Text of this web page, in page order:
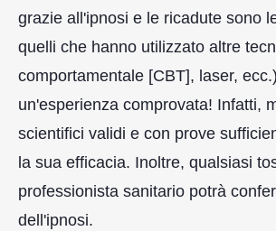
grazie all'ipnosi e le ricadute sono
quelli che hanno utilizzato altre
comportamentale [CBT], laser,
un'esperienza comprovata! Infatti,
scientifici validi e con prove
la sua efficacia. Inoltre, qualsiasi
professionista sanitario potrà
dell'ipnosi.